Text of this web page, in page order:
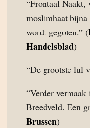
“Frontaal Naakt,
moslimhaat
wordt gegoten.” (
Handelsblad)
“De grootste lul
“Verder
Breedveld. Een
Brussen)